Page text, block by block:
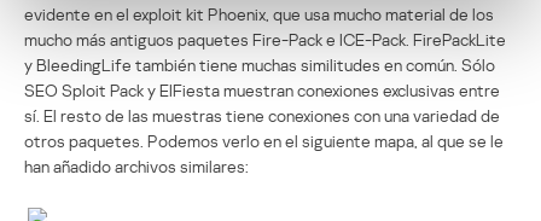
evidente en el exploit kit Phoenix, que usa mucho material de los
mucho más antiguos paquetes Fire-Pack e ICE-Pack. FirePackLite
y BleedingLife también tiene muchas similitudes en común. Sólo
SEO Sploit Pack y EIFiesta muestran conexiones exclusivas entre
sí. El resto de las muestras tiene conexiones con una variedad de
otros paquetes. Podemos verlo en el siguiente mapa, al que se le
han añadido archivos similares: